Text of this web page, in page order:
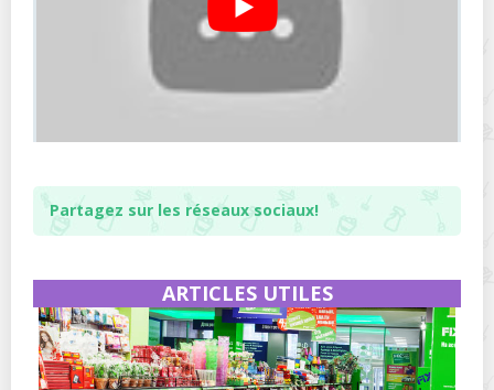
Partagez sur les réseaux sociaux!
ARTICLES UTILES